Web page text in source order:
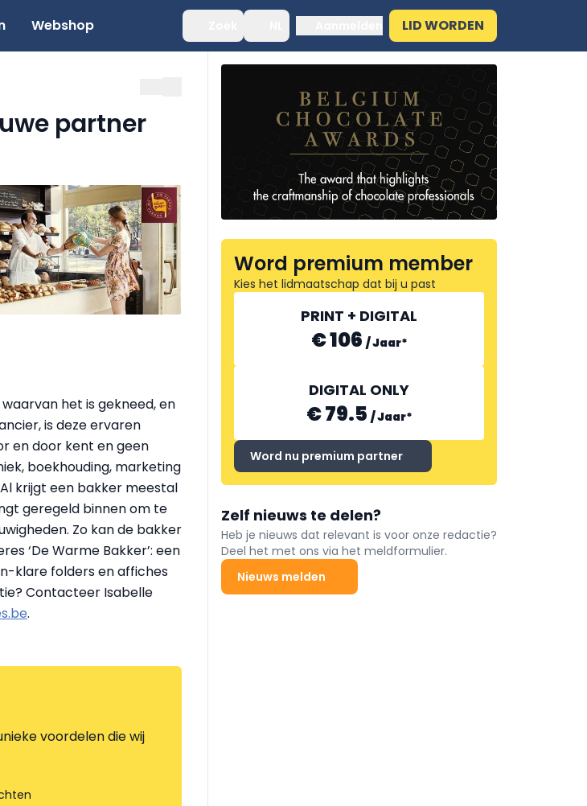
Webshop LID WORDEN
partner
het is gekneed, en
is deze ervaren
en door kent en geen
boekhouding, marketing
krijgt een bakker meestal
geregeld binnen om te
Zo kan de bakker
‘De Warme Bakker’: een
klare folders en affiches
Contacteer Isabelle
.
voordelen die wij
Word premium member
Kies het lidmaatschap dat bij u past
PRINT + DIGITAL
€ 106 /Jaar*
DIGITAL ONLY
€ 79.5 /Jaar*
Word nu premium partner
Zelf nieuws te delen?
Heb je nieuws dat relevant is voor onze redactie?
Deel het met ons via het meldformulier.
Nieuws melden